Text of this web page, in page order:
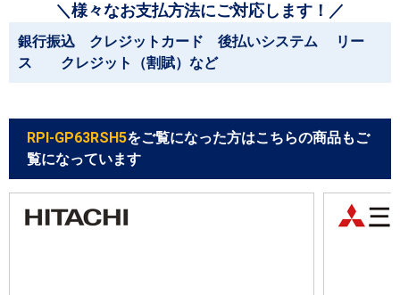
＼様々なお支払方法にご対応します！／
銀行振込 クレジットカード 後払いシステム リー
ス クレジット（割賦）など
RPI-GP63RSH5をご覧になった方はこちらの商品もご
覧になっています